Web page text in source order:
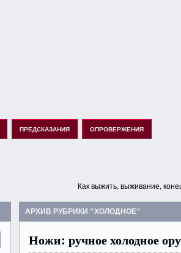
ПРЕДСКАЗАНИЯ ОПРОВЕРЖЕНИЯ
Как выжить, выживание,
АРХИВ РУБРИКИ "ХОЛОДНОЕ"
Ножи: ручное холодное